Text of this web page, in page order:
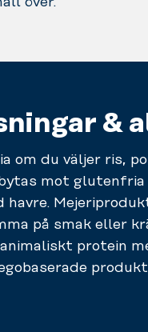
&
du väljer ris,
mot
på smak eller
protein